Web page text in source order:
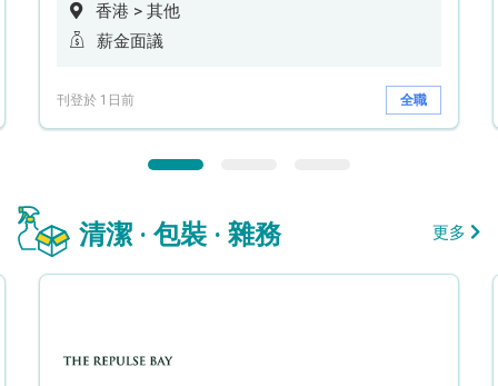
香港 > 其他
薪金面議
刊登於 1日前 全職
清潔 · 包裝 · 雜務 更多